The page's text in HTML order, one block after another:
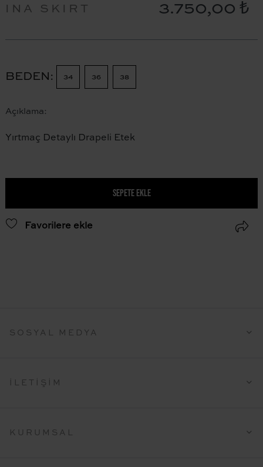
INA SKIRT 3.750,00 ₺
BEDEN 34 36 38
Açıklama:
Yırtmaç Detaylı Drapeli Etek
SEPETE EKLE
Favorilere ekle
SOSYAL MEDYA
İLETIŞIM
KURUMSAL